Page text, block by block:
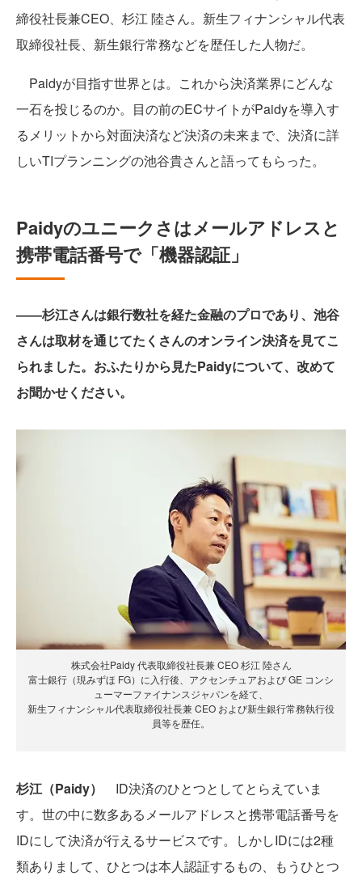
締役社長兼CEO、杉江 陸さん。新生フィナンシャル代表
取締役社長、新生銀行常務などを歴任した人物だ。
Paidyが目指す世界とは。これから決済業界にどんな
一石を投じるのか。目の前のECサイトがPaidyを導入す
るメリットから対面決済など決済の未来まで、決済に詳
しいTIプランニングの池谷貴さんと語ってもらった。
Paidyのユニークさはメールアドレスと
携帯電話番号で「機器認証」
――杉江さんは銀行数社を経た金融のプロであり、池谷
さんは取材を通じてたくさんのオンライン決済を見てこ
られました。おふたりから見たPaidyについて、改めて
お聞かせください。
株式会社Paidy 代表取締役社長兼 CEO 杉江 陸さん
富士銀行（現みずほ FG）に入行後、アクセンチュアおよび GE コンシ
ューマーファイナンスジャパンを経て、
新生フィナンシャル代表取締役社長兼 CEO および新生銀行常務執行役
員等を歴任。
杉江（Paidy）
ID決済のひとつとしてとらえていま
す。世の中に数多あるメールアドレスと携帯電話番号を
IDにして決済が行えるサービスです。しかしIDには2種
類ありまして、ひとつは本人認証するもの、もうひとつ